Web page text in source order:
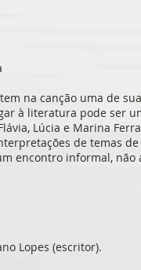
na canção uma de
à literatura pode ser
Lúcia e Marina
de temas
encontro informal, não
Lopes (escritor).